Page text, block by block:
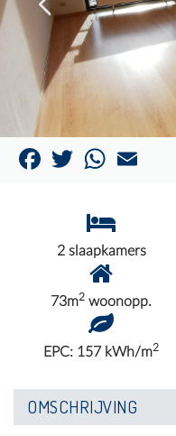
FacebookTwitterWhatsApp
2 slaapkamers
73m2 woonopp.
EPC: 157 kWh/m2
OMSCHRIJVING